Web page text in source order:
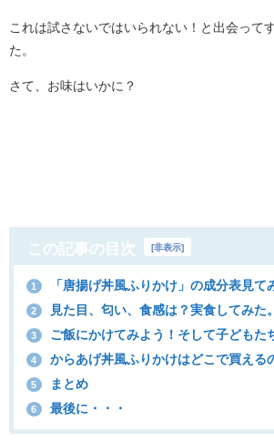
これは試さないではいられない！と出会って
た。
さて、お味はいかに？
この記事の目次 [非表示]
1 「唐揚げ丼風ふりかけ」の成分表見て
2 見た目、匂い、食感は？実食してみた。
3 ご飯にかけてみよう！そして子どもた
4 からあげ丼風ふりかけはどこで買える
5 まとめ
6 最後に・・・